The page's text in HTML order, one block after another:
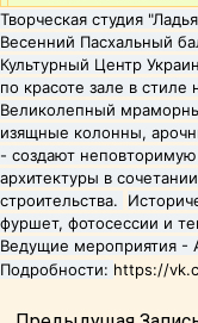
Творческая студия
Весенний Пасхальный
Культурный Центр
по красоте зале в
Великолепный
изящные колонны,
- создают
архитектуры в
строительства.
фуршет, фотосессии и
Ведущие мероприятия -
Подробности: https://